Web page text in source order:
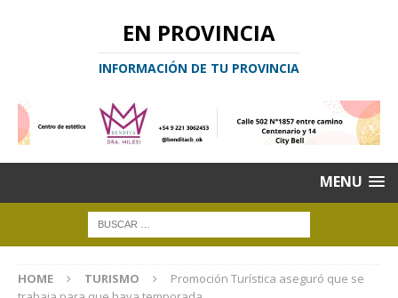
EN PROVINCIA
INFORMACIÓN DE TU PROVINCIA
MENU
HOME TURISMO
Promoción Turística aseguró que se